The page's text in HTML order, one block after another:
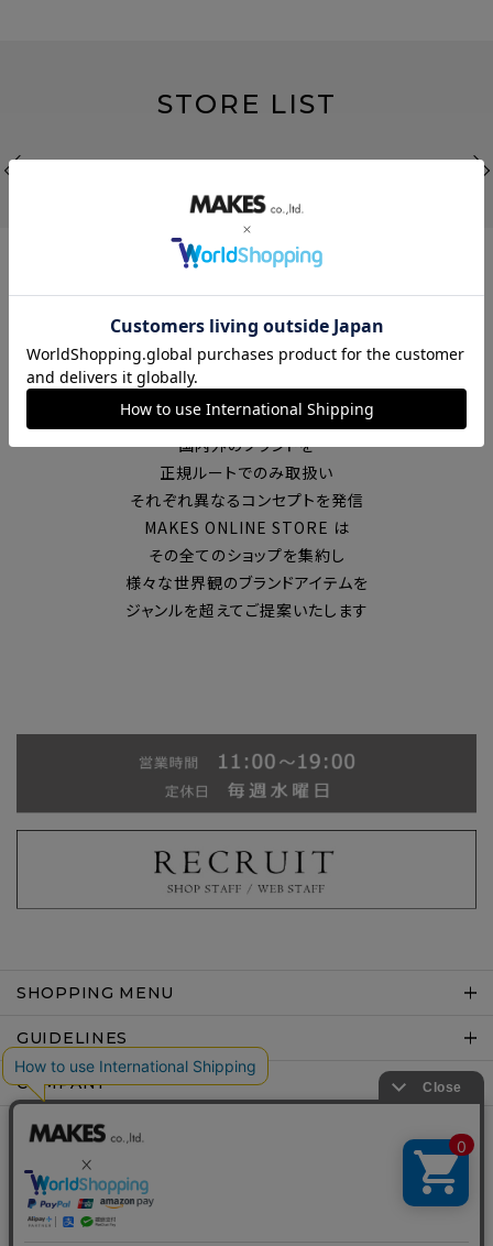
STORE LIST
富山の中心エリアで現在7店舗の
セレクトショップを展開
国内外のブランドを
正規ルートでのみ取扱い
それぞれ異なるコンセプトを発信
MAKES ONLINE STORE は
その全てのショップを集約し
様々な世界観のブランドアイテムを
ジャンルを超えてご提案いたします
SHOPPING MENU
GUIDELINES
COMPANY